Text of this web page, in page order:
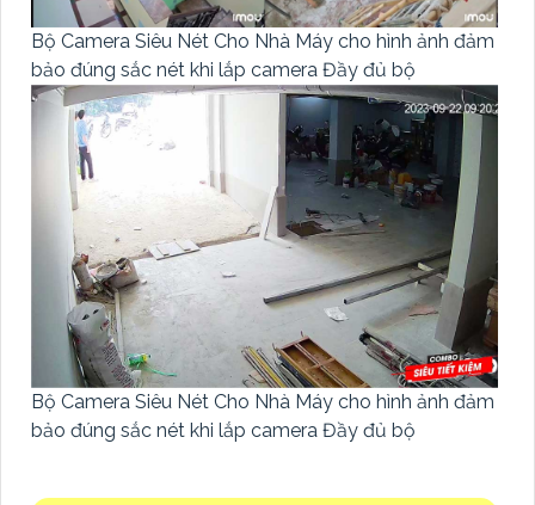
Bộ Camera Siêu Nét Cho Nhà Máy cho hình ảnh đảm
bảo đúng sắc nét khi lắp camera Đầy đủ bộ
Bộ Camera Siêu Nét Cho Nhà Máy cho hình ảnh đảm
bảo đúng sắc nét khi lắp camera Đầy đủ bộ